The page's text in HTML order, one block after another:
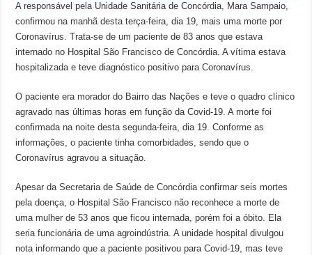
A responsável pela Unidade Sanitária de Concórdia, Mara Sampaio,
confirmou na manhã desta terça-feira, dia 19, mais uma morte por
Coronavírus. Trata-se de um paciente de 83 anos que estava
internado no Hospital São Francisco de Concórdia. A vítima estava
hospitalizada e teve diagnóstico positivo para Coronavírus.
O paciente era morador do Bairro das Nações e teve o quadro clínico
agravado nas últimas horas em função da Covid-19. A morte foi
confirmada na noite desta segunda-feira, dia 19. Conforme as
informações, o paciente tinha comorbidades, sendo que o
Coronavírus agravou a situação.
Apesar da Secretaria de Saúde de Concórdia confirmar seis mortes
pela doença, o Hospital São Francisco não reconhece a morte de
uma mulher de 53 anos que ficou internada, porém foi a óbito. Ela
seria funcionária de uma agroindústria. A unidade hospital divulgou
nota informando que a paciente positivou para Covid-19, mas teve